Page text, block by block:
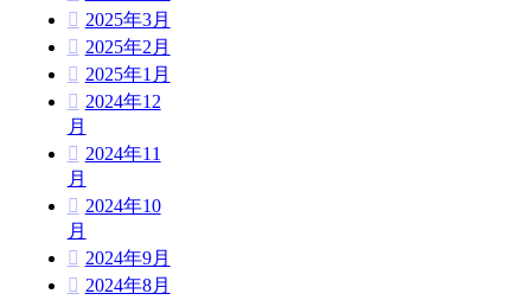
2025年3月
2025年2月
2025年1月
2024年12
月
2024年11
月
2024年10
月
2024年9月
2024年8月